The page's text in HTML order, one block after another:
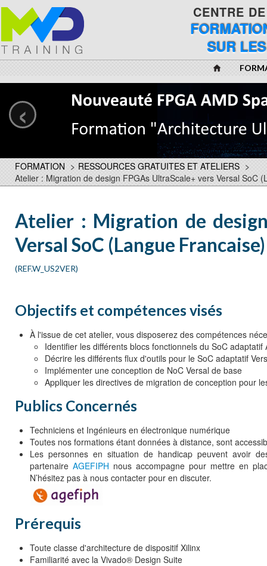
CENTRE
SUR
‹
FORMATION > RESSOURCES GRATUITES ET ATELIERS >
Atelier : Migration de design FPGAs UltraScale+ vers Versal SoC
Atelier : Migration de
Versal SoC (Langue Francaise)
(REF.W_US2VER)
Objectifs et compétences visés
À l'issue de cet atelier, vous disposerez des compétences
Identifier les différents blocs fonctionnels du SoC
Décrire les différents flux d'outils pour le SoC adaptatif
Implémenter une conception de NoC Versal de base
Appliquer les directives de migration de conception pour
Publics Concernés
Techniciens et Ingénieurs en électronique numérique
Toutes nos formations étant données à distance, sont
Les personnes en situation de handicap peuvent avoir
partenaire AGEFIPH nous accompagne pour mettre en
N’hésitez pas à nous contacter pour en discuter.
Prérequis
Toute classe d'architecture de dispositif Xilinx
Familiarité avec la Vivado® Design Suite